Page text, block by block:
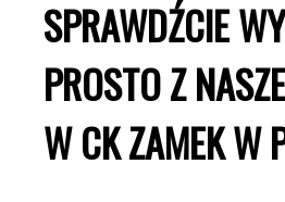
SPRAWDŹCIE
PROSTO Z
W CK ZAMEK W